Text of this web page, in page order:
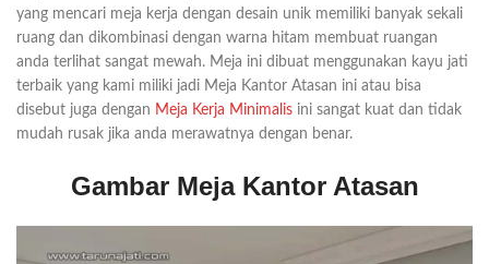
yang mencari meja kerja dengan desain unik memiliki banyak sekali
ruang dan dikombinasi dengan warna hitam membuat ruangan
anda terlihat sangat mewah. Meja ini dibuat menggunakan kayu jati
terbaik yang kami miliki jadi Meja Kantor Atasan ini atau bisa
disebut juga dengan Meja Kerja Minimalis ini sangat kuat dan tidak
mudah rusak jika anda merawatnya dengan benar.
Gambar Meja Kantor Atasan